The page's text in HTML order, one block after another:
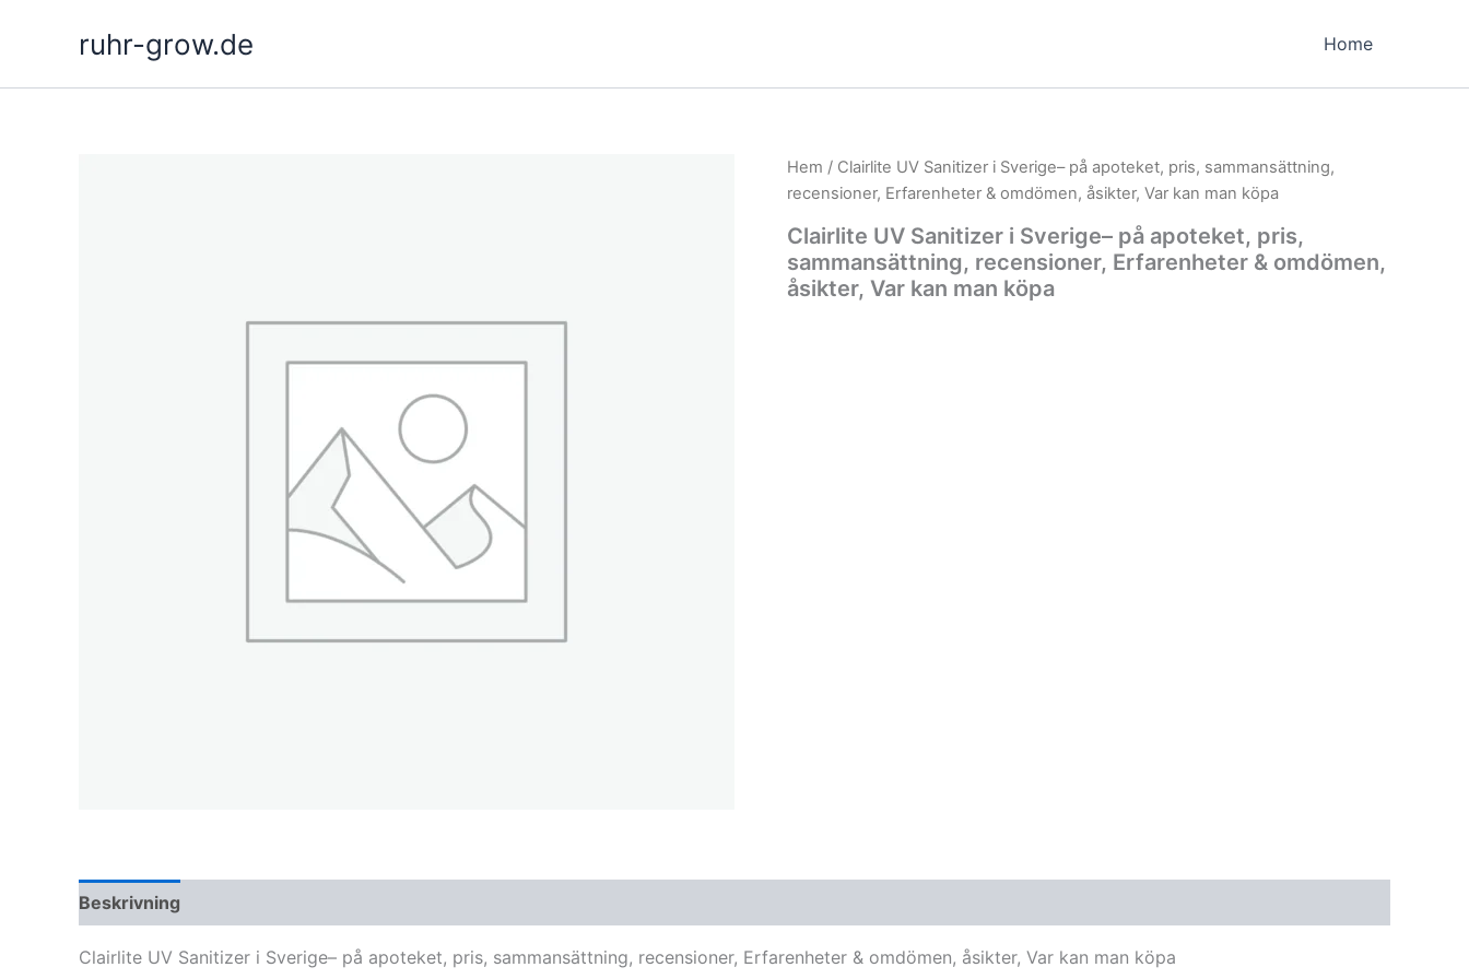
ruhr-grow.de Home
Hem / Clairlite UV Sanitizer i Sverige– på apoteket, pris, sammansättning,
recensioner, Erfarenheter & omdömen, åsikter, Var kan man köpa
Clairlite UV Sanitizer i Sverige– på apoteket, pris,
sammansättning, recensioner, Erfarenheter & omdömen,
åsikter, Var kan man köpa
Beskrivning
Clairlite UV Sanitizer i Sverige– på apoteket, pris, sammansättning, recensioner, Erfarenheter & omdömen, åsikter, Var kan man köpa